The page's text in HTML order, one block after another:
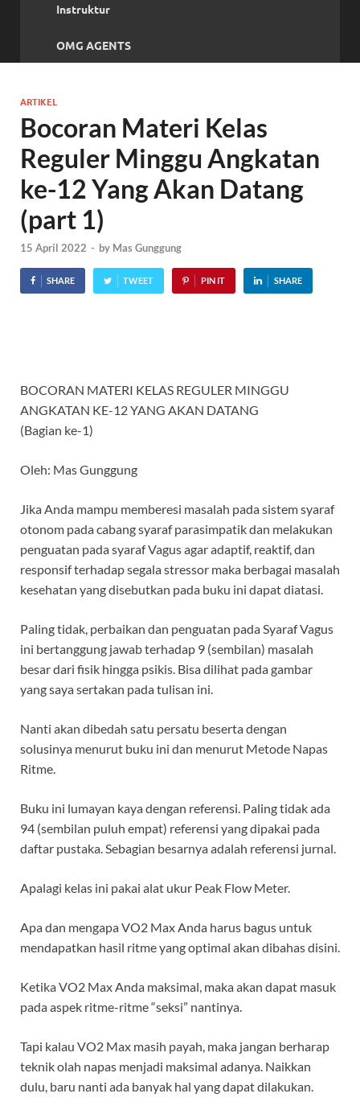
Instruktur
OMG AGENTS
ARTIKEL
Bocoran Materi Kelas
Reguler Minggu Angkatan
ke-12 Yang Akan Datang
(part 1)
15 April 2022 - by Mas Gunggung
SHARE TWEET PIN IT SHARE
BOCORAN MATERI KELAS REGULER MINGGU
ANGKATAN KE-12 YANG AKAN DATANG
(Bagian ke-1)
Oleh: Mas Gunggung
Jika Anda mampu memberesi masalah pada sistem syaraf
otonom pada cabang syaraf parasimpatik dan melakukan
penguatan pada syaraf Vagus agar adaptif, reaktif, dan
responsif terhadap segala stressor maka berbagai masalah
kesehatan yang disebutkan pada buku ini dapat diatasi.
Paling tidak, perbaikan dan penguatan pada Syaraf Vagus
ini bertanggung jawab terhadap 9 (sembilan) masalah
besar dari fisik hingga psikis. Bisa dilihat pada gambar
yang saya sertakan pada tulisan ini.
Nanti akan dibedah satu persatu beserta dengan
solusinya menurut buku ini dan menurut Metode Napas
Ritme.
Buku ini lumayan kaya dengan referensi. Paling tidak ada
94 (sembilan puluh empat) referensi yang dipakai pada
daftar pustaka. Sebagian besarnya adalah referensi jurnal.
Apalagi kelas ini pakai alat ukur Peak Flow Meter.
Apa dan mengapa VO2 Max Anda harus bagus untuk
mendapatkan hasil ritme yang optimal akan dibahas disini.
Ketika VO2 Max Anda maksimal, maka akan dapat masuk
pada aspek ritme-ritme “seksi” nantinya.
Tapi kalau VO2 Max masih payah, maka jangan berharap
teknik olah napas menjadi maksimal adanya. Naikkan
dulu, baru nanti ada banyak hal yang dapat dilakukan.